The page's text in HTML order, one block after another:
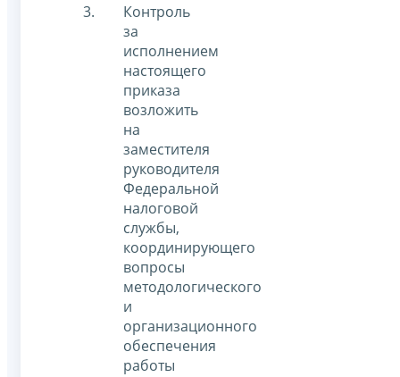
Контроль
за
исполнением
настоящего
приказа
возложить
на
заместителя
руководителя
Федеральной
налоговой
службы,
координирующего
вопросы
методологического
и
организационного
обеспечения
работы